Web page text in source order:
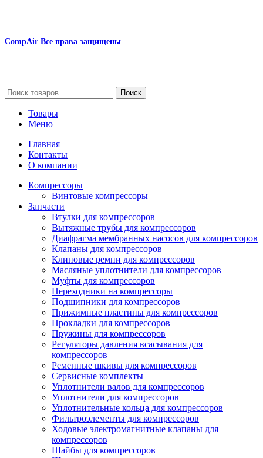
CompAir Все права защищены
Поиск
Товары
Меню
Главная
Контакты
О компании
Компрессоры
Винтовые компрессоры
Запчасти
Втулки для компрессоров
Вытяжные трубы для компрессоров
Диафрагма мембранных насосов для компрессоров
Клапаны для компрессоров
Клиновые ремни для компрессоров
Масляные уплотнители для компрессоров
Муфты для компрессоров
Переходники на компрессоры
Подшипники для компрессоров
Прижимные пластины для компрессоров
Прокладки для компрессоров
Пружины для компрессоров
Регуляторы давления всасывания для
компрессоров
Ременные шкивы для компрессоров
Сервисные комплекты
Уплотнители валов для компрессоров
Уплотнители для компрессоров
Уплотнительные кольца для компрессоров
Фильтроэлементы для компрессоров
Ходовые электромагнитные клапаны для
компрессоров
Шайбы для компрессоров